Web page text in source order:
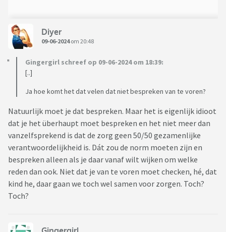
Diyer
09-06-2024om 20:48
Gingergirl schreef op 09-06-2024 om 18:39:
[..]
Ja hoe komt het dat velen dat niet bespreken van te voren?
Natuurlijk moet je dat bespreken. Maar het is eigenlijk idioot
dat je het überhaupt moet bespreken en het niet meer dan
vanzelfsprekend is dat de zorg geen 50/50 gezamenlijke
verantwoordelijkheid is. Dát zou de norm moeten zijn en
bespreken alleen als je daar vanaf wilt wijken om welke
reden dan ook. Niet dat je van te voren moet checken, hé, dat
kind he, daar gaan we toch wel samen voor zorgen. Toch?
Toch?